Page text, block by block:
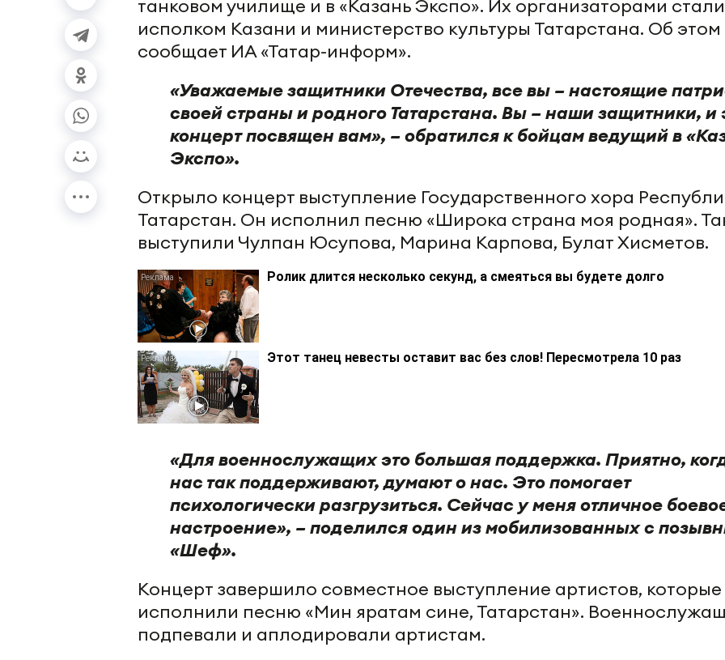
танковом училище и в «Казань Экспо». Их организаторами стали
исполком Казани и министерство культуры Татарстана. Об этом
сообщает ИА «Татар-информ».
«Уважаемые защитники Отечества, все вы – настоящие
своей страны и родного Татарстана. Вы – наши защитники, и
концерт посвящен вам», – обратился к бойцам ведущий в
Экспо».
Открыло концерт выступление Государственного хора
Татарстан. Он исполнил песню «Широка страна моя родная».
выступили Чулпан Юсупова, Марина Карпова, Булат Хисметов.
Ролик длится несколько секунд, а смеяться вы будете долго
Этот танец невесты оставит вас без слов! Пересмотрела 10 раз
«Для военнослужащих это большая поддержка. Приятно,
нас так поддерживают, думают о нас. Это помогает
психологически разгрузиться. Сейчас у меня отличное
настроение», – поделился один из мобилизованных с
«Шеф».
Концерт завершило совместное выступление артистов, которые
исполнили песню «Мин яратам сине, Татарстан».
подпевали и аплодировали артистам.